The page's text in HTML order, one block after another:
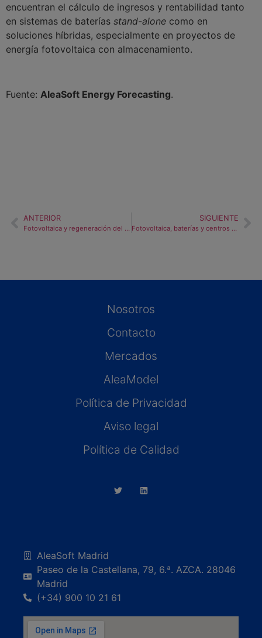
encuentran el cálculo de ingresos y rentabilidad tanto
en sistemas de baterías stand-alone como en
soluciones híbridas, especialmente en proyectos de
energía fotovoltaica con almacenamiento.
Fuente: AleaSoft Energy Forecasting.
ANTERIOR
Fotovoltaica y regeneración del suelo: un nuevo paradigma en la transición energética
SIGUIENTE
Fotovoltaica, baterías y centros de datos refuerzan la integración del sistema eléctrico
Nosotros
Contacto
Mercados
AleaModel
Política de Privacidad
Aviso legal
Política de Calidad
AleaSoft Madrid
Paseo de la Castellana, 79, 6.ª. AZCA. 28046
Madrid
(+34) 900 10 21 61